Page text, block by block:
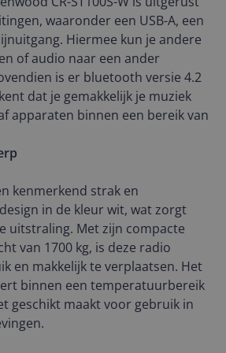
waaronder een USB-A, een
Hiermee kun je andere
of audio naar een ander
is er bluetooth versie 4.2
dat je gemakkelijk je muziek
apparaten binnen een bereik van
kenmerkend strak en
in de kleur wit, wat zorgt
uitstraling. Met zijn compacte
van 1700 kg, is deze radio
en makkelijk te verplaatsen. Het
binnen een temperatuurbereik
geschikt maakt voor gebruik in